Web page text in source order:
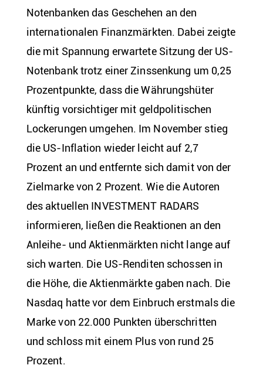
Notenbanken das Geschehen an den
internationalen Finanzmärkten. Dabei zeigte
die mit Spannung erwartete Sitzung der US-
Notenbank trotz einer Zinssenkung um 0,25
Prozentpunkte, dass die Währungshüter
künftig vorsichtiger mit geldpolitischen
Lockerungen umgehen. Im November stieg
die US-Inflation wieder leicht auf 2,7
Prozent an und entfernte sich damit von der
Zielmarke von 2 Prozent. Wie die Autoren
des aktuellen INVESTMENT RADARS
informieren, ließen die Reaktionen an den
Anleihe- und Aktienmärkten nicht lange auf
sich warten. Die US-Renditen schossen in
die Höhe, die Aktienmärkte gaben nach. Die
Nasdaq hatte vor dem Einbruch erstmals die
Marke von 22.000 Punkten überschritten
und schloss mit einem Plus von rund 25
Prozent.